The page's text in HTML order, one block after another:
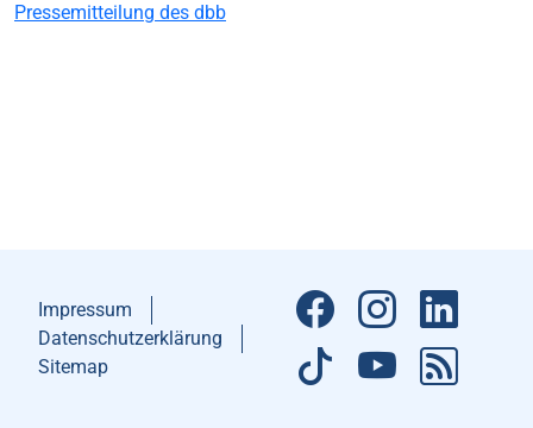
Pressemitteilung des dbb
Impressum
Datenschutzerklärung
Sitemap